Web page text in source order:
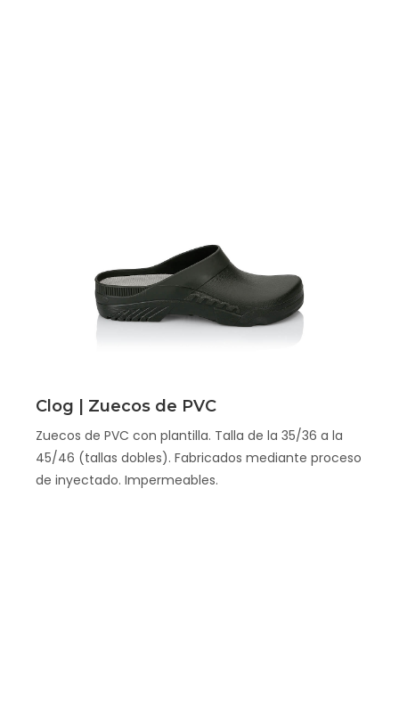
Scopri
Clog | Zuecos de PVC
Zuecos de PVC con plantilla. Talla de la 35/36 a la
45/46 (tallas dobles). Fabricados mediante proceso
de inyectado. Impermeables.